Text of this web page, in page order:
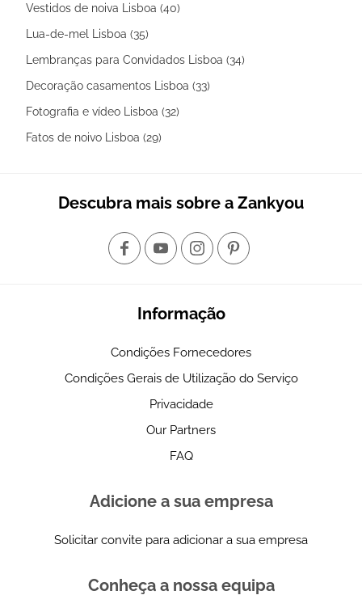
Vestidos de noiva Lisboa (40)
Lua-de-mel Lisboa (35)
Lembranças para Convidados Lisboa (34)
Decoração casamentos Lisboa (33)
Fotografia e vídeo Lisboa (32)
Fatos de noivo Lisboa (29)
Descubra mais sobre a Zankyou
Informação
Condições Fornecedores
Condições Gerais de Utilização do Serviço
Privacidade
Our Partners
FAQ
Adicione a sua empresa
Solicitar convite para adicionar a sua empresa
Conheça a nossa equipa